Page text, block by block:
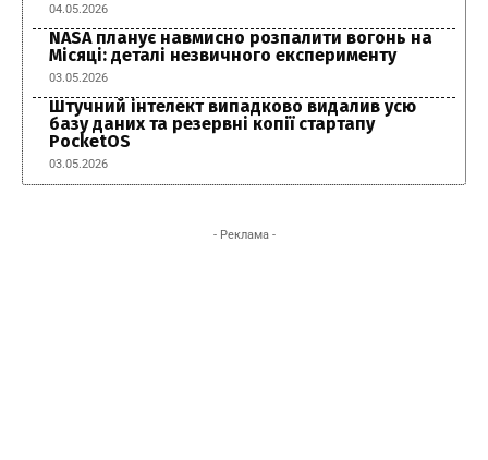
04.05.2026
NASA планує навмисно розпалити вогонь на
Місяці: деталі незвичного експерименту
03.05.2026
Штучний інтелект випадково видалив усю
базу даних та резервні копії стартапу
PocketOS
03.05.2026
- Реклама -